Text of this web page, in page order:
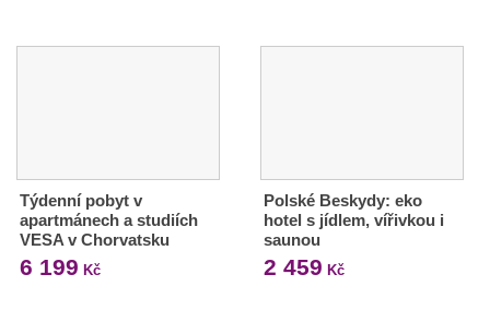
Týdenní pobyt v
apartmánech a studiích
VESA v Chorvatsku
6 199 Kč
Polské Beskydy: eko
hotel s jídlem, vířivkou i
saunou
2 459 Kč